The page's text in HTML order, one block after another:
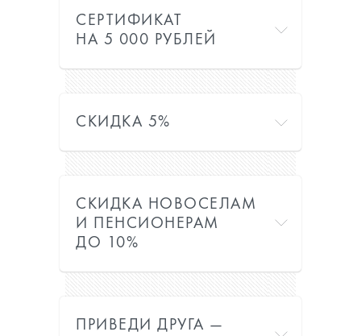
СЕРТИФИКАТ
НА 5 000 РУБЛЕЙ
СКИДКА 5%
СКИДКА НОВОСЕЛАМ
И ПЕНСИОНЕРАМ
ДО 10%
ПРИВЕДИ ДРУГА —